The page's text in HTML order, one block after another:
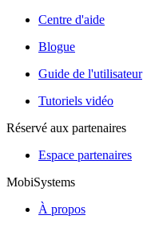
Centre d'aide
Blogue
Guide de l'utilisateur
Tutoriels vidéo
Réservé aux partenaires
Espace partenaires
MobiSystems
À propos